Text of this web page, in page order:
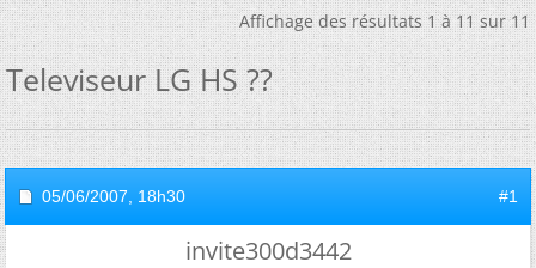
Affichage des résultats 1 à 11 sur 11
Televiseur LG HS ??
05/06/2007, 18h30 #1
invite300d3442